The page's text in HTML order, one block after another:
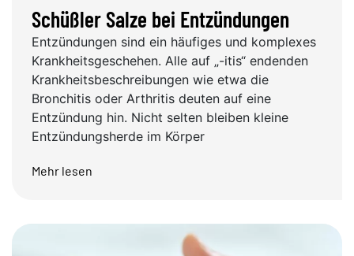
Schüßler Salze bei Entzündungen
Entzündungen sind ein häufiges und komplexes
Krankheitsgeschehen. Alle auf „-itis“ endenden
Krankheitsbeschreibungen wie etwa die
Bronchitis oder Arthritis deuten auf eine
Entzündung hin. Nicht selten bleiben kleine
Entzündungsherde im Körper
Mehr lesen